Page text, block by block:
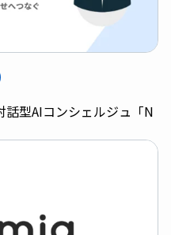
型AIコンシェルジュ「N